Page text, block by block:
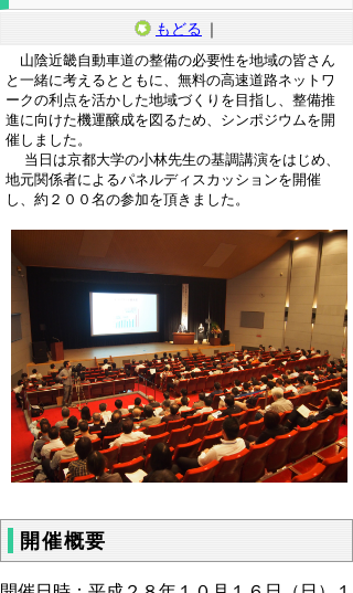
もどる ｜
山陰近畿自動車道の整備の必要性を地域の皆さん
と一緒に考えるとともに、無料の高速道路ネットワ
ークの利点を活かした地域づくりを目指し、整備推
進に向けた機運醸成を図るため、シンポジウムを開
催しました。
当日は京都大学の小林先生の基調講演をはじめ、
地元関係者によるパネルディスカッションを開催
し、約２００名の参加を頂きました。
開催概要